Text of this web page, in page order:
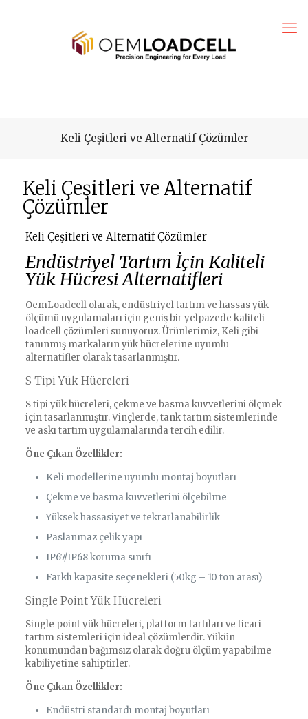
Keli Çeşitleri ve Alternatif Çözümler
Keli Çeşitleri ve Alternatif
Çözümler
Keli Çeşitleri ve Alternatif Çözümler
Endüstriyel Tartım İçin Kaliteli
Yük Hücresi Alternatifleri
OemLoadcell olarak, endüstriyel tartım ve hassas yük
ölçümü uygulamaları için geniş bir yelpazede kaliteli
loadcell çözümleri sunuyoruz. Ürünlerimiz, Keli gibi
tanınmış markaların yük hücrelerine uyumlu
alternatifler olarak tasarlanmıştır.
S Tipi Yük Hücreleri
S tipi yük hücreleri, çekme ve basma kuvvetlerini ölçmek
için tasarlanmıştır. Vinçlerde, tank tartım sistemlerinde
ve askı tartım uygulamalarında tercih edilir.
Öne Çıkan Özellikler:
Keli modellerine uyumlu montaj boyutları
Çekme ve basma kuvvetlerini ölçebilme
Yüksek hassasiyet ve tekrarlanabilirlik
Paslanmaz çelik yapı
IP67/IP68 koruma sınıfı
Farklı kapasite seçenekleri (50kg – 10 ton arası)
Single Point Yük Hücreleri
Single point yük hücreleri, platform tartıları ve ticari
tartım sistemleri için ideal çözümlerdir. Yükün
konumundan bağımsız olarak doğru ölçüm yapabilme
kabiliyetine sahiptirler.
Öne Çıkan Özellikler:
Endüstri standardı montaj boyutları